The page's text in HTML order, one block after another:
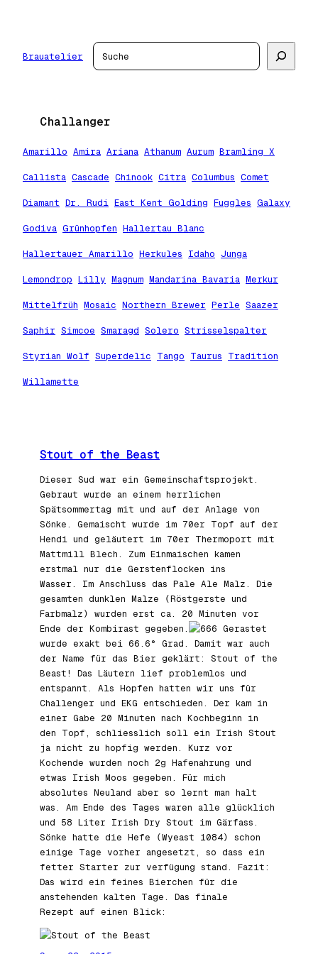
Brauatelier
Suchen
Challanger
Amarillo Amira Ariana Athanum Aurum Bramling X
Callista Cascade Chinook Citra Columbus Comet
Diamant Dr. Rudi East Kent Golding Fuggles Galaxy
Godiva Grünhopfen Hallertau Blanc
Hallertauer Amarillo Herkules Idaho Junga
Lemondrop Lilly Magnum Mandarina Bavaria Merkur
Mittelfrüh Mosaic Northern Brewer Perle Saazer
Saphir Simcoe Smaragd Solero Strisselspalter
Styrian Wolf Superdelic Tango Taurus Tradition
Willamette
Stout of the Beast
Dieser Sud war ein Gemeinschaftsprojekt.
Gebraut wurde an einem herrlichen
Spätsommertag mit und auf der Anlage von
Sönke. Gemaischt wurde im 70er Topf auf der
Hendi und geläutert im 70er Thermoport mit
Mattmill Blech. Zum Einmaischen kamen
erstmal nur die Gerstenflocken ins
Wasser. Im Anschluss das Pale Ale Malz. Die
gesamten dunklen Malze (Röstgerste und
Farbmalz) wurden erst ca. 20 Minuten vor
Ende der Kombirast gegeben.
Gerastet
wurde exakt bei 66.6° Grad. Damit war auch
der Name für das Bier geklärt: Stout of the
Beast! Das Läutern lief problemlos und
entspannt. Als Hopfen hatten wir uns für
Challenger und EKG entschieden. Der kam in
einer Gabe 20 Minuten nach Kochbeginn in
den Topf, schliesslich soll ein Irish Stout
ja nicht zu hopfig werden. Kurz vor
Kochende wurden noch 2g Hafenahrung und
etwas Irish Moos gegeben. Für mich
absolutes Neuland aber so lernt man halt
was. Am Ende des Tages waren alle glücklich
und 58 Liter Irish Dry Stout im Gärfass.
Sönke hatte die Hefe (Wyeast 1084) schon
einige Tage vorher angesetzt, so dass ein
fetter Starter zur verfügung stand. Fazit:
Das wird ein feines Bierchen für die
anstehenden kalten Tage. Das finale
Rezept auf einen Blick: